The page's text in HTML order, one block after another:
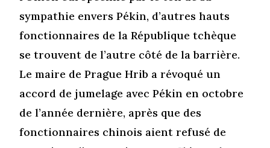
sympathie envers Pékin, d’autres hauts
fonctionnaires de la République tchèque
se trouvent de l’autre côté de la barrière.
Le maire de Prague Hrib a révoqué un
accord de jumelage avec Pékin en octobre
de l’année dernière, après que des
fonctionnaires chinois aient refusé de